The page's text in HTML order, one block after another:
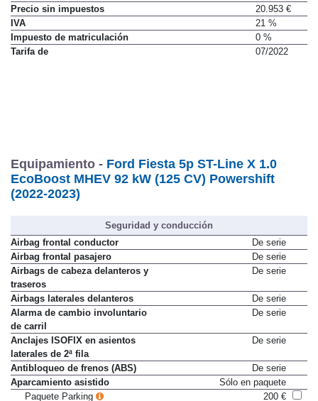
Descuento oficial
3.296 €
Precio sin impuestos
20.953 €
IVA
21 %
Impuesto de matriculación
0 %
Equipamiento -Ford Fiesta 5p ST-Line X 1.0
EcoBoost MHEV 92 kW (125 CV) Powershift
(2022-2023)
Seguridad y conducción
Airbag frontal conductor
De serie
Airbag frontal pasajero
De serie
Airbags de cabeza delanteros y
traseros
Airbags laterales delanteros
De serie
Alarma de cambio involuntario
de carril
Anclajes ISOFIX en asientos
laterales de 2ª fila
Antibloqueo de frenos (ABS)
De serie
Aparcamiento asistido
Sólo en paquete